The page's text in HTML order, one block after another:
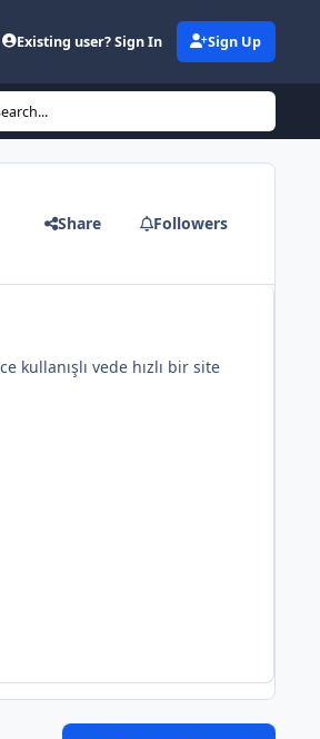
Existing user? Sign In Sign Up
Share Followers
vede hızlı bir site